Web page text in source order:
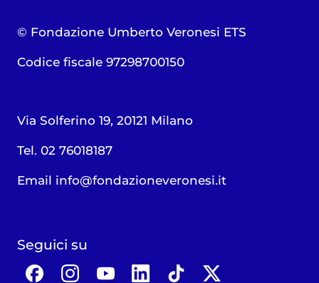
© Fondazione Umberto Veronesi ETS
Codice fiscale 97298700150
Via Solferino 19, 20121 Milano
Tel. 02 76018187
Email info@fondazioneveronesi.it
Seguici su